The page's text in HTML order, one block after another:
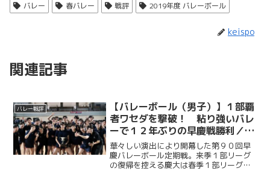
バレー
春バレー 戦評 2019年度 バレーボール
keispo
関連記事
バレー戦評
【バレーボール（男子）】１部覇
者ワセダを撃破！ 粘り強いバレ
ーで１２年ぶりの早慶戦勝利／第
９０回早慶バレーボール定期戦
華々しい演出により開幕した第９０回早
慶バレーボール定期戦。来季１部リーグ
の復帰を控える慶大は春季１部リーグ王